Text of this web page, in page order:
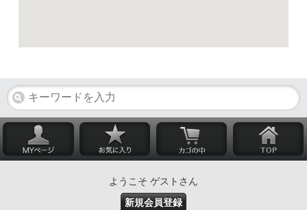
ようこそ ゲストさん
新規会員登録